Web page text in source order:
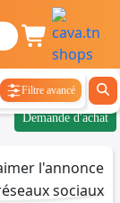
Filtre avancé
Demande d'achat